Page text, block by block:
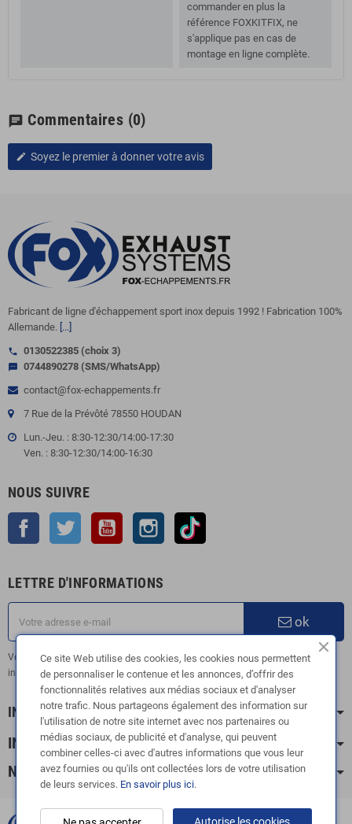
commander en plus la
référence FOXKITFIX, ne
s'applique pas en cas de
montage en ligne complète.
chat Commentaires (0)
edit Soyez le premier à donner votre avis
Fabricant de ligne d'échappement sport inox depuis 1992 ! Fabrication 100%
Allemande. [...]
call 0130522385 (choix 3)
sms
0744890278 (SMS/WhatsApp)
contact@fox-echappements.fr
7 Rue de la Prévôté 78550 HOUDAN
Lun.-Jeu. : 8:30-12:30/14:00-17:30
Ven. : 8:30-12:30/14:00-16:30
NOUS SUIVRE
Facebook Twitter YouTube Instagram
LETTRE D'INFORMATIONS
ok
Vous pouvez vous désinscrire à tout moment. Vous trouverez pour cela nos
informations de contact dans les conditions d'utilisation du site.
INFORMATION
INFOS PRATIQUES
NOS CATÉGORIES
Ce site Web utilise des cookies, les cookies nous permettent
de personnaliser le contenue et les annonces, d’offrir des
fonctionnalités relatives aux médias sociaux et d'analyser
notre trafic. Nous partageons également des information sur
l'utilisation de notre site internet avec nos partenaires ou
médias sociaux, de publicité et d'analyse, qui peuvent
combiner celles-ci avec d'autres informations que vous leur
avez fournies ou qu'ils ont collectées lors de votre utilisation
de leurs services. En savoir plus ici.